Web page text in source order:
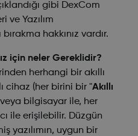
gibi DexCom
ve Yazılım
hakkınız vardır.
için neler Gereklidir?
herhangi bir akıllı
cihaz (her birini bir "Akıllı
veya bilgisayar ile, her
ile erişilebilir. Düzgün
yazılımın, uygun bir